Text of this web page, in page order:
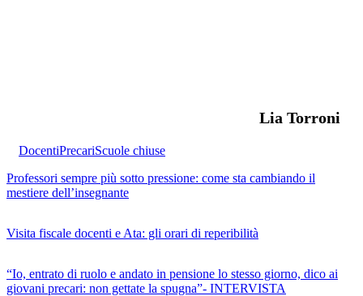
Lia Torroni
DocentiPrecariScuole chiuse
Professori sempre più sotto pressione: come sta cambiando il
mestiere dell’insegnante
Visita fiscale docenti e Ata: gli orari di reperibilità
“Io, entrato di ruolo e andato in pensione lo stesso giorno, dico ai
giovani precari: non gettate la spugna”- INTERVISTA